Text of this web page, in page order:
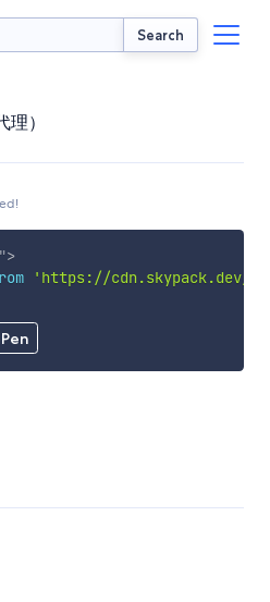
Search
）
">
'https://cdn.skypack.dev/